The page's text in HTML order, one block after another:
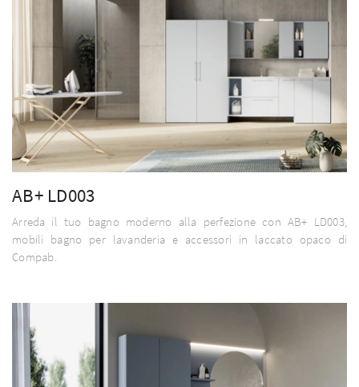
AB+ LD003
Arreda il tuo bagno moderno alla perfezione con AB+ LD003,
mobili bagno per lavanderia e accessori in laccato opaco di
Compab.